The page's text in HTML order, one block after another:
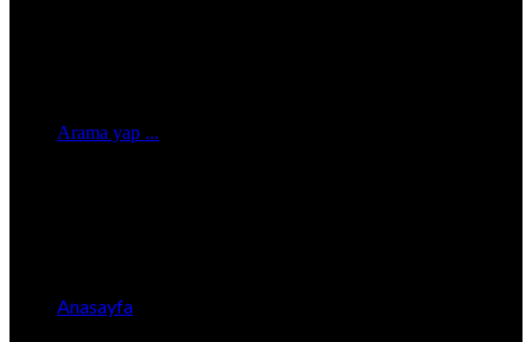
Arama yap ...
Anasayfa